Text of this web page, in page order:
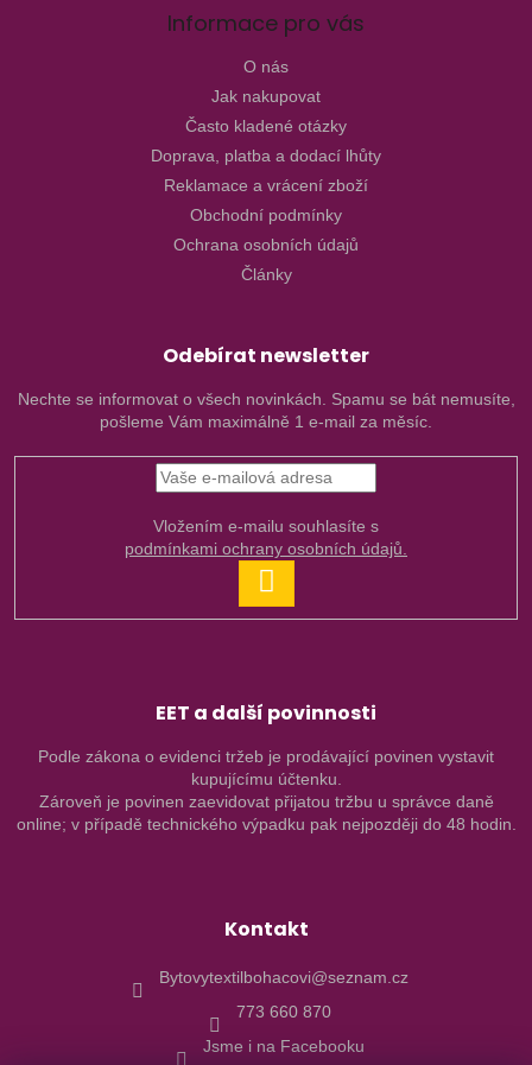
Informace pro vás
O nás
Jak nakupovat
Často kladené otázky
Doprava, platba a dodací lhůty
Reklamace a vrácení zboží
Obchodní podmínky
Ochrana osobních údajů
Články
Odebírat newsletter
Nechte se informovat o všech novinkách. Spamu se bát nemusíte,
pošleme Vám maximálně 1 e-mail za měsíc.
podmínkami ochrany osobních údajů.
SE
EET a další povinnosti
Podle zákona o evidenci tržeb je prodávající povinen vystavit
kupujícímu účtenku.
Zároveň je povinen zaevidovat přijatou tržbu u správce daně
online; v případě technického výpadku pak nejpozději do 48 hodin.
Kontakt
Bytovytextilbohacovi@seznam.cz
773 660 870
Jsme i na Facebooku